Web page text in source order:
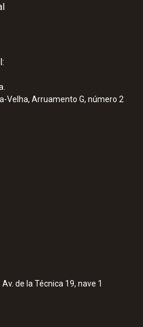
Velha, Arruamento G, número 2
de la Técnica 19, nave 1